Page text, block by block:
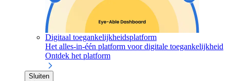
Digitaal toegankelijkheidsplatform
Het alles-in-één platform voor digitale toegankelijkheid
Ontdek het platform
Sluiten